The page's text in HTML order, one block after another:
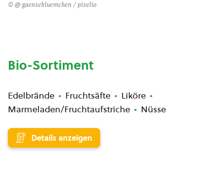
© @ gaensebluemchen / pixelio
Bio-Sortiment
Edelbrände Fruchtsäfte
Liköre
Marmeladen/Fruchtaufstriche
Nüsse
Details anzeigen